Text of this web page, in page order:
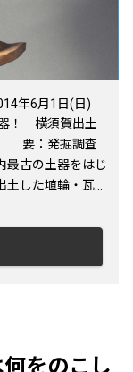
年6月1日(日)
！－横須賀出土
要：発掘調査
最古の土器をはじ
土した埴輪・瓦・
介します。これら
暮らしや他地域と
く、時代を貫いて
をのこし